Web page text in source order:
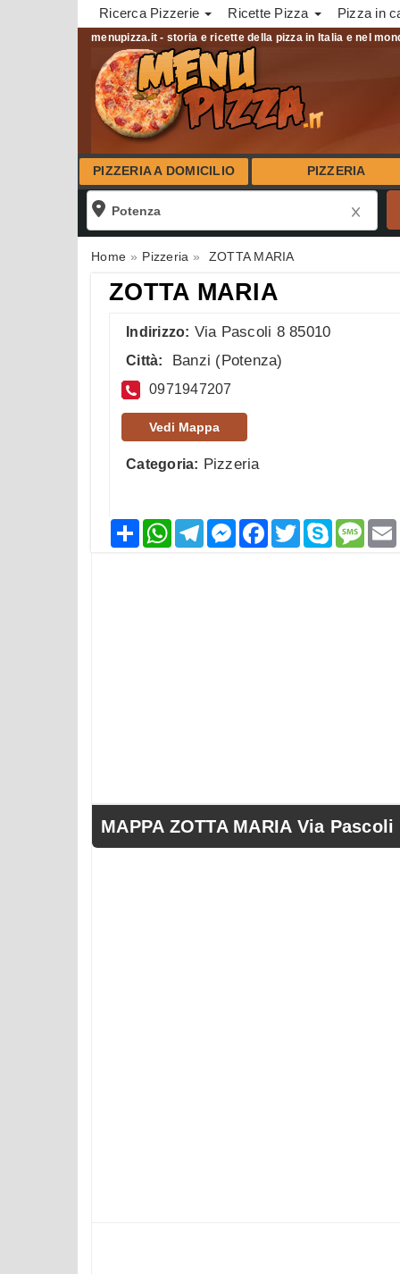
Ricerca Pizzerie Ricette Pizza Pizza in
menupizza.it - storia e ricette della pizza in Italia e nel
PIZZERIA A DOMICILIO PIZZERIA
Home Pizzeria ZOTTA MARIA
ZOTTA MARIA
Indirizzo: Via Pascoli 8 85010
Città: Banzi (Potenza)
0971947207
Vedi Mappa
Categoria: Pizzeria
CondividiWhatsAppTelegramMessenger
Facebook
TwitterSkype
MAPPA ZOTTA MARIA Via